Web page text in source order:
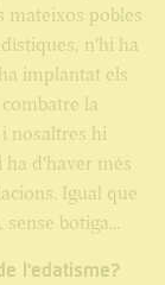
mateixos pobles
n'hi ha
implantat els
la
nosaltres hi
d'haver més
Igual que
botiga...
l'edatisme?